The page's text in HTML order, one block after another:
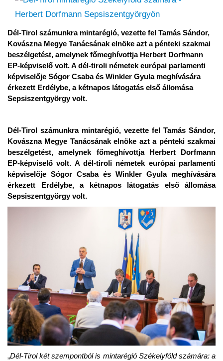
Dél-Tirol számunkra mintarégió, vezette fel Tamás Sándor,
Kovászna Megye Tanácsának elnöke azt a pénteki szakmai
beszélgetést, amelynek főmeghívottja Herbert Dorfmann
EP-képviselő volt. A dél-tiroli németek európai parlamenti
képviselője Sógor Csaba és Winkler Gyula meghívására
érkezett Erdélybe, a kétnapos látogatás első állomása
Sepsiszentgyörgy volt.
Dél-Tirol számunkra mintarégió, vezette fel Tamás Sándor,
Kovászna Megye Tanácsának elnöke azt a pénteki szakmai
beszélgetést, amelynek főmeghívottja Herbert Dorfmann
EP-képviselő volt. A dél-tiroli németek európai parlamenti
képviselője Sógor Csaba és Winkler Gyula meghívására
érkezett Erdélybe, a kétnapos látogatás első állomása
Sepsiszentgyörgy volt.
„Dél-Tirol két szempontból is mintarégió Székelyföld számára: a